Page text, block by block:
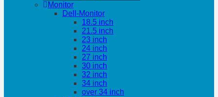
Monitor
Dell-Monitor
18.5 inch
21.5 inch
23 inch
24 inch
27 inch
30 inch
32 inch
34 inch
over 34 inch